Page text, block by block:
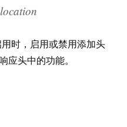
用时，启用或禁用添加头
应头中的功能。